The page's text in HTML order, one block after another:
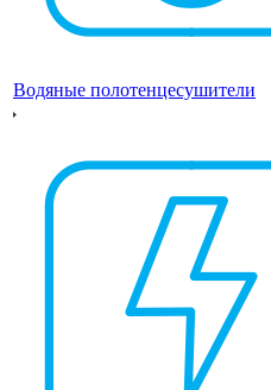
Водяные полотенцесушители